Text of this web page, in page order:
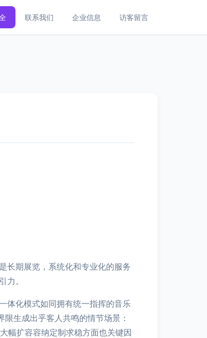
联系我们 企业信息 访客留言
长期展览，系统化和专业化的服务
力。
体化模式如同拥有统一指挥的音乐
生成出乎客人共鸣的情节场景：
幅扩容容纳定制求稳方面也关键因